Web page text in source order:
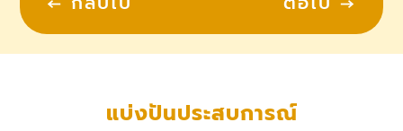
แบ่งปันประสบการณ์